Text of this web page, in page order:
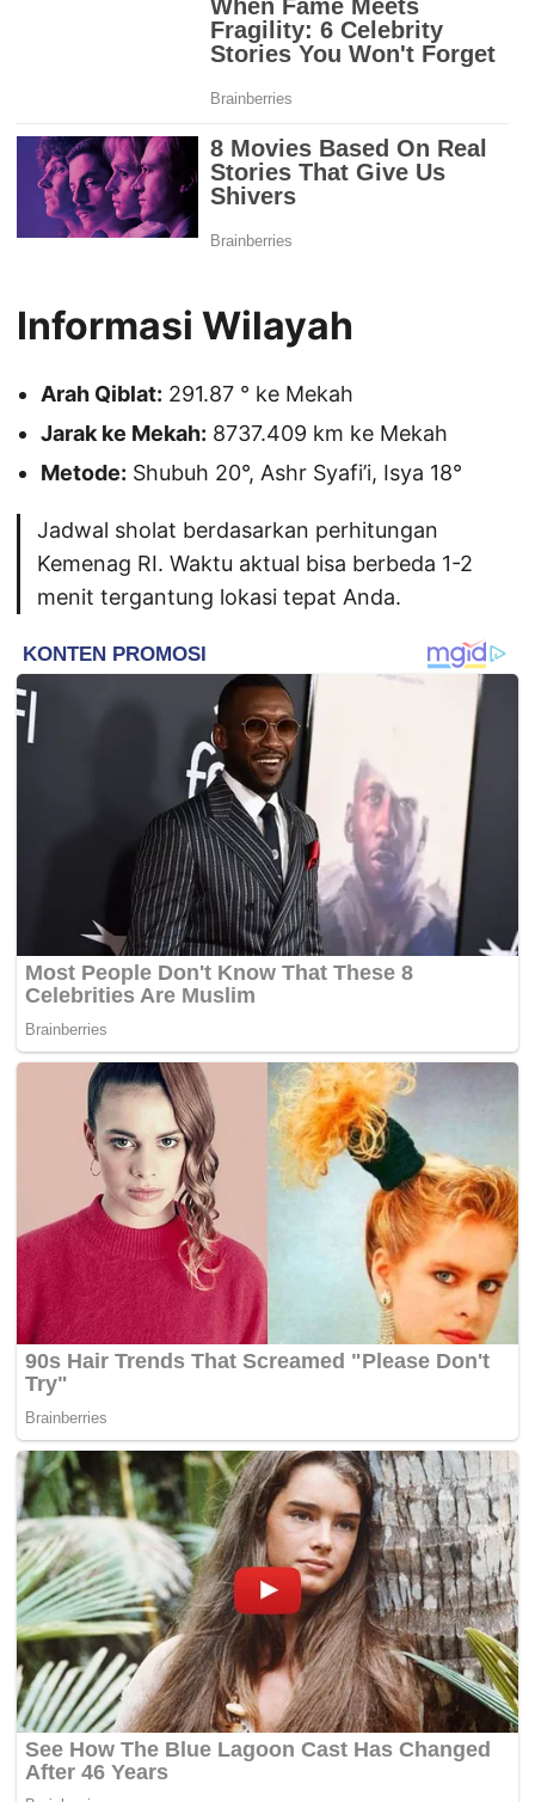
Informasi Wilayah
Arah Qiblat: 291.87 ° ke Mekah
Jarak ke Mekah: 8737.409 km ke Mekah
Metode: Shubuh 20°, Ashr Syafi’i, Isya 18°
Jadwal sholat berdasarkan perhitungan
Kemenag RI. Waktu aktual bisa berbeda 1-2
menit tergantung lokasi tepat Anda.